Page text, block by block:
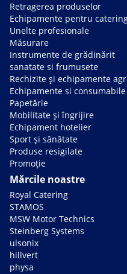
Retragerea produselor
Echipamente pentru
Unelte profesionale
Măsurare
Instrumente de grădinărit
sanatate si frumusete
Rechizite și echipamente
Echipamente si
Papetărie
Mobilitate și îngrijire
Echipament hotelier
Sport și sănătate
Produse resigilate
Promoție
Mărcile noastre
Royal Catering
STAMOS
MSW Motor Technics
Steinberg Systems
ulsonix
hillvert
physa